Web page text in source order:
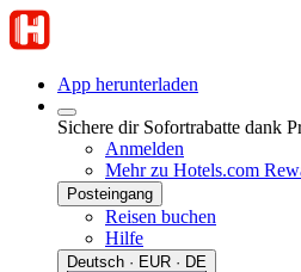
App herunterladen
Sichere dir Sofortrabatte dank
Anmelden
Mehr zu Hotels.com
Posteingang
Reisen buchen
Hilfe
Deutsch · EUR · DE